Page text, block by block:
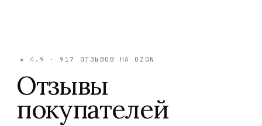
★ 4.9 · 917 ОТЗЫВОВ НА OZON
Отзывы
покупателей